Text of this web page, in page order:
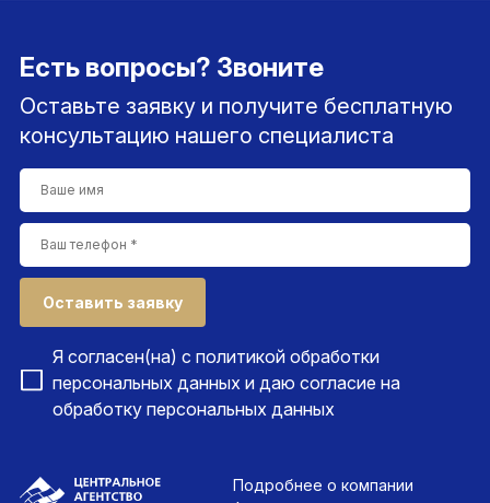
Есть вопросы? Звоните
Оставьте заявку и получите бесплатную
консультацию нашего специалиста
Оставить заявку
Я согласен(на) с политикой обработки
персональных данных и даю согласие на
обработку персональных данных
Подробнее о компании